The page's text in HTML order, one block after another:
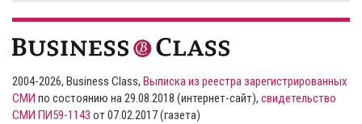
2004-2026, Business Class, Выписка из реестра зарегистрированных
СМИ по состоянию на 29.08.2018 (интернет-сайт), свидетельство
СМИ ПИ59-1143 от 07.02.2017 (газета)